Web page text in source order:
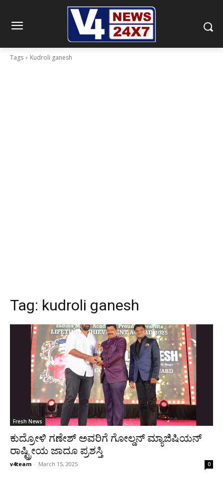
Tags Kudroli ganesh
Tag: kudroli ganesh
Fresh News
ಕುದ್ರೋಳಿ ಗಣೇಶ್ ಅವರಿಗೆ ಗೋಲ್ಡನ್ ಮ್ಯಾಜಿಷಿಯನ್
ರಾಷ್ಟ್ರೀಯ ಜಾದೂ ಪ್ರಶಸ್ತಿ
v4team - March 15, 2025 0